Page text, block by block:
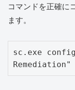
コマンドを正確に
ます。
sc.exe